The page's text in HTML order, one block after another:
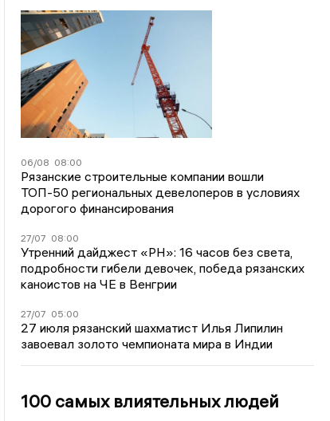
06/08 08:00
Рязанские строительные компании вошли
ТОП-50 региональных девелоперов в условиях
дорогого финансирования
27/07 08:00
Утренний дайджест «РН»: 16 часов без света,
подробности гибели девочек, победа рязанских
каноистов на ЧЕ в Венгрии
27/07 05:00
27 июля рязанский шахматист Илья Липилин
завоевал золото чемпионата мира в Индии
100 самых влиятельных людей